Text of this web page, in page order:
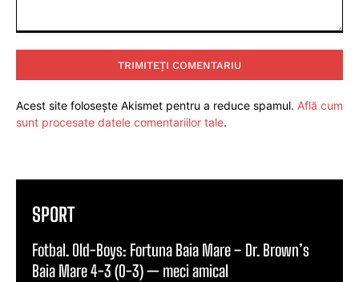
Acest site folosește Akismet pentru a reduce spamul. Află cum
sunt procesate datele comentariilor tale.
SPORT
Fotbal. Old-Boys: Fortuna Baia Mare – Dr. Brown’s
Baia Mare 4-3 (0-3) — meci amical